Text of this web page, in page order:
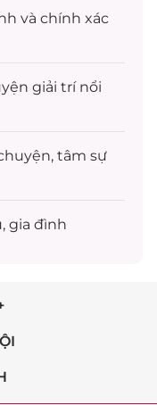
và chính xác
giải trínổi
tâm sự
gia đình